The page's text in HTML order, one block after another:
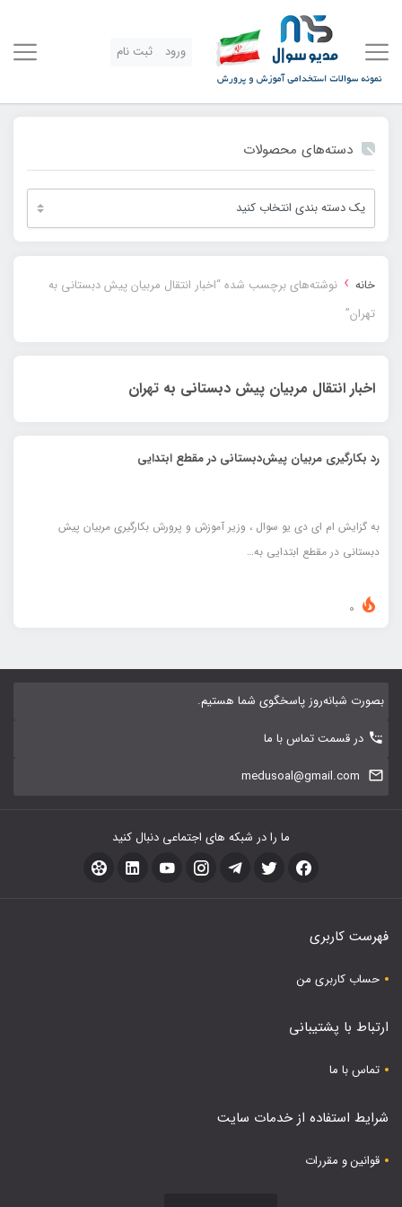
ورود ثبت نام
دسته‌های محصولات
خانه › نوشته‌های برچسب شده “اخبار انتقال مربیان پیش دبستانی به
تهران”
اخبار انتقال مربیان پیش دبستانی به تهران
رد بکارگیری مربیان پیش‌دبستانی در مقطع ابتدایی
به گزایش ام ای دی یو سوال ، وزیر آموزش و پرورش بکارگیری مربیان پیش
دبستانی در مقطع ابتدایی به…
بصورت شبانه‌روز پاسخگوی شما هستیم.
در قسمت تماس با ما
medusoal@gmail.com
ما را در شبکه های اجتماعی دنبال کنید
فهرست کاربری
حساب کاربری من
ارتباط با پشتیبانی
تماس با ما
شرایط استفاده از خدمات سایت
قوانین و مقررات